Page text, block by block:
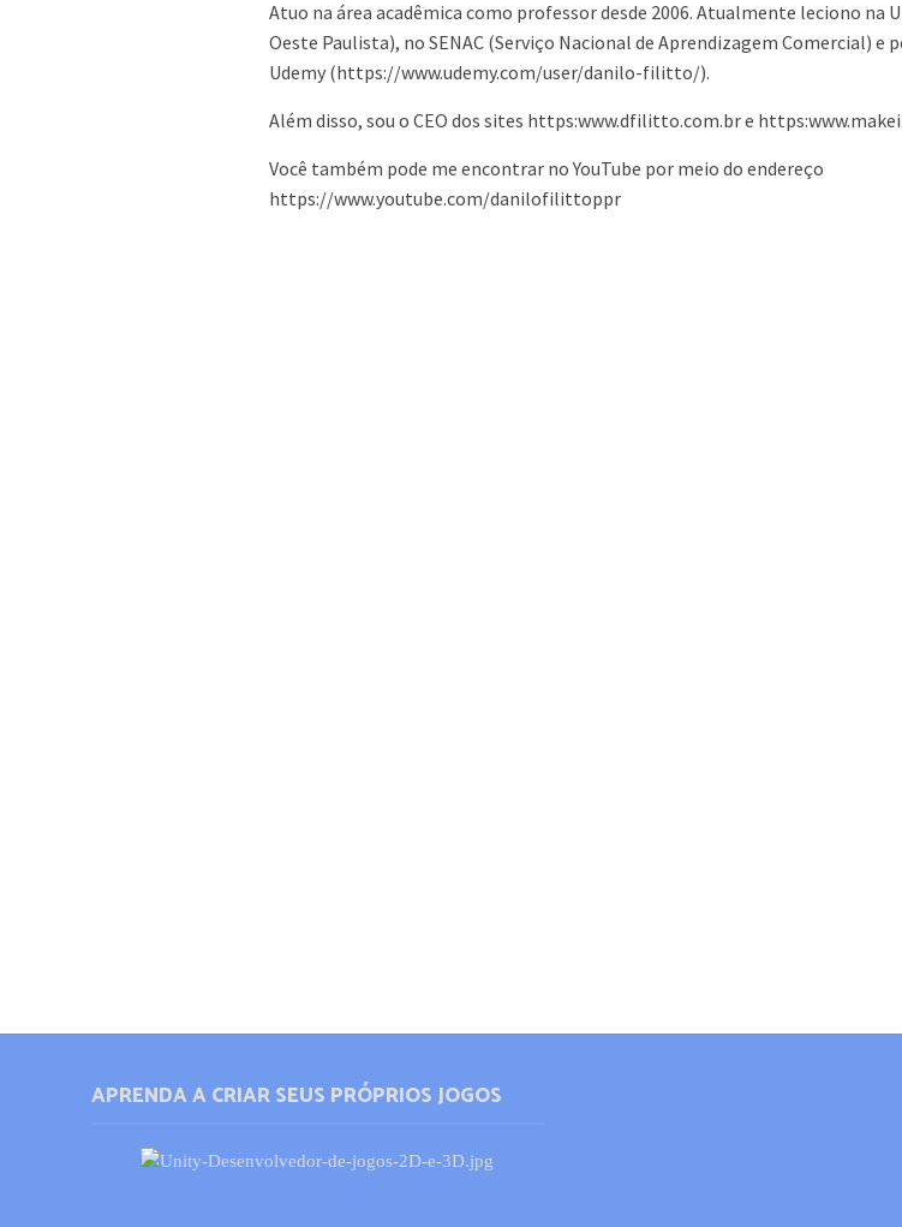
Atuo na área acadêmica como professor desde 2006. Atualmente leciono na
Oeste Paulista), no SENAC (Serviço Nacional de Aprendizagem Comercial) e
Udemy (https://www.udemy.com/user/danilo-filitto/).
Além disso, sou o CEO dos sites https:www.dfilitto.com.br e
Você também pode me encontrar no YouTube por meio do endereço
https://www.youtube.com/danilofilittoppr
APRENDA A CRIAR SEUS PRÓPRIOS JOGOS